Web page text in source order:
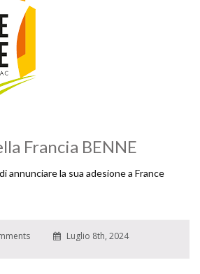
Francia BENNE
annunciare la sua adesione a France
Luglio 8th, 2024